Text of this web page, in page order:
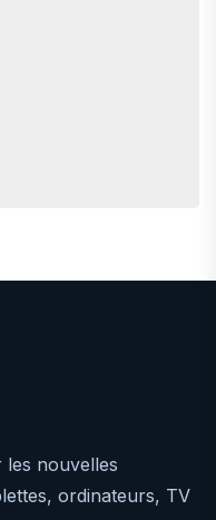
les nouvelles
ordinateurs, TV